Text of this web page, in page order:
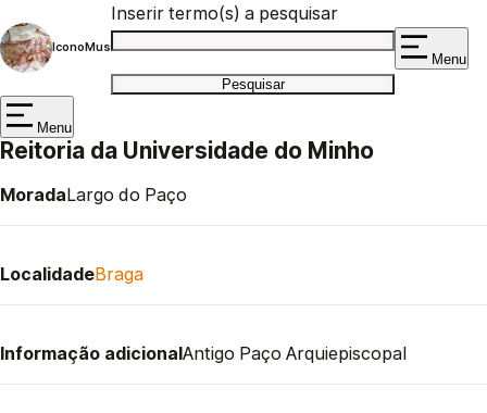
IconoMus
Inserir termo(s) a pesquisar
Menu
Menu
Reitoria da Universidade do Minho
MoradaLargo do Paço
LocalidadeBraga
Informação adicionalAntigo Paço Arquiepiscopal